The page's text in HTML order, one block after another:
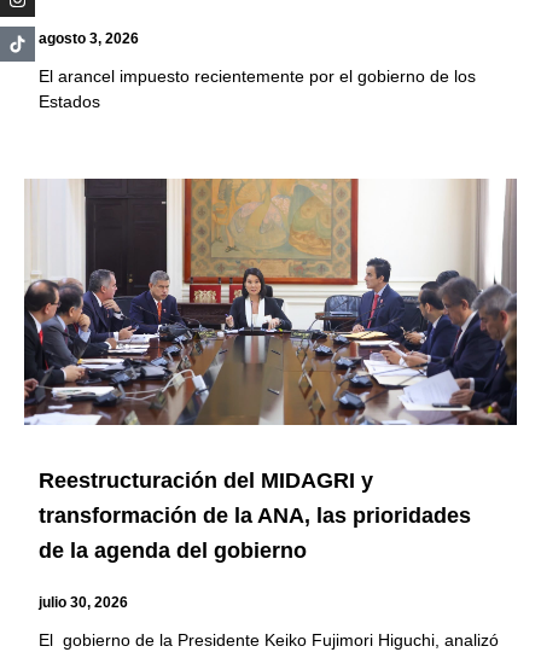
agosto 3, 2026
El arancel impuesto recientemente por el gobierno de los
Estados
Reestructuración del MIDAGRI y
transformación de la ANA, las prioridades
de la agenda del gobierno
julio 30, 2026
El gobierno de la Presidente Keiko Fujimori Higuchi, analizó